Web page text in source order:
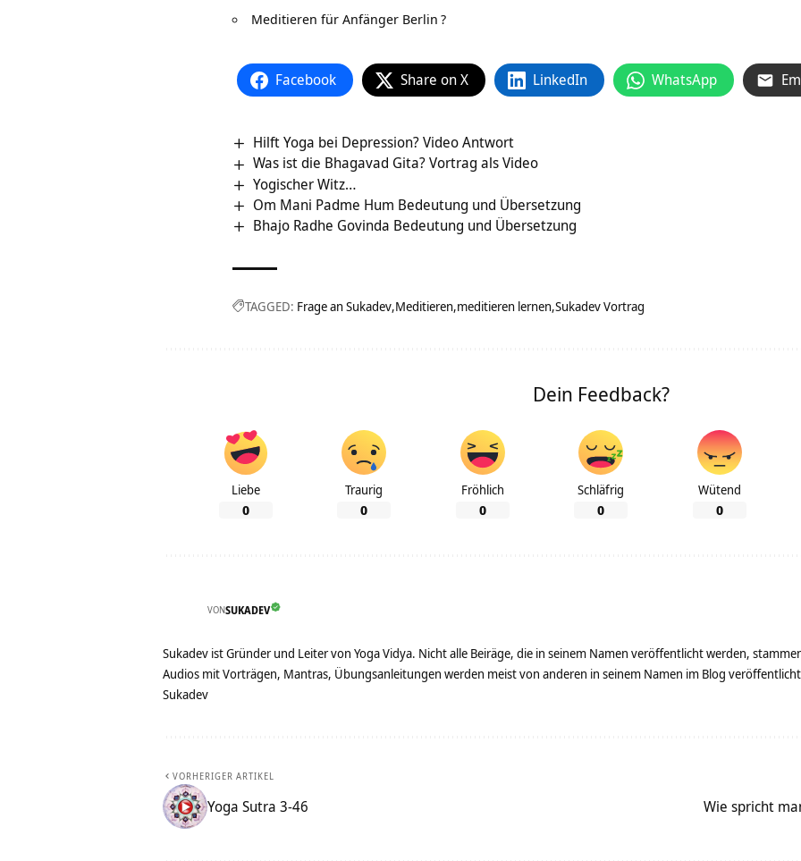
Meditieren für Anfänger Berlin ?
Facebook Share on X LinkedIn WhatsApp
Hilft Yoga bei Depression? Video Antwort
Was ist die Bhagavad Gita? Vortrag als Video
Yogischer Witz…
Om Mani Padme Hum Bedeutung und Übersetzung
Bhajo Radhe Govinda Bedeutung und Übersetzung
TAGGED: Frage an Sukadev Meditieren meditieren lernen Sukadev Vortrag
Dein Feedback?
Liebe
0
Traurig
0
Fröhlich
0
Schläfrig
0
Wütend
0
VONSUKADEV
Sukadev ist Gründer und Leiter von Yoga Vidya. Nicht alle Beiräge, die in seinem Namen veröffentlicht werden,
Audios mit Vorträgen, Mantras, Übungsanleitungen werden meist von anderen in seinem Namen im Blog
Sukadev
VORHERIGER ARTIKEL
Yoga Sutra 3-46 Wie spricht